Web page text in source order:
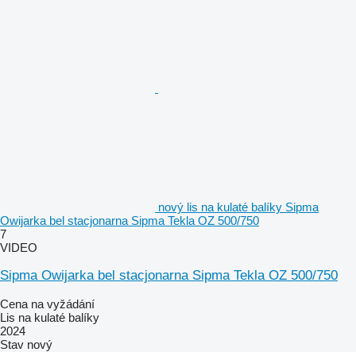
nový lis na kulaté balíky Sipma
Owijarka bel stacjonarna Sipma Tekla OZ 500/750
7
VIDEO
Sipma Owijarka bel stacjonarna Sipma Tekla OZ 500/750
Cena na vyžádání
Lis na kulaté balíky
2024
Stav nový